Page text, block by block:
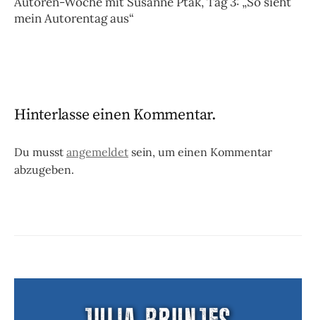
mein Autorentag aus“
Hinterlasse einen Kommentar.
Du musst angemeldet sein, um einen Kommentar
abzugeben.